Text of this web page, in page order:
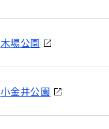
木場公園
小金井公園